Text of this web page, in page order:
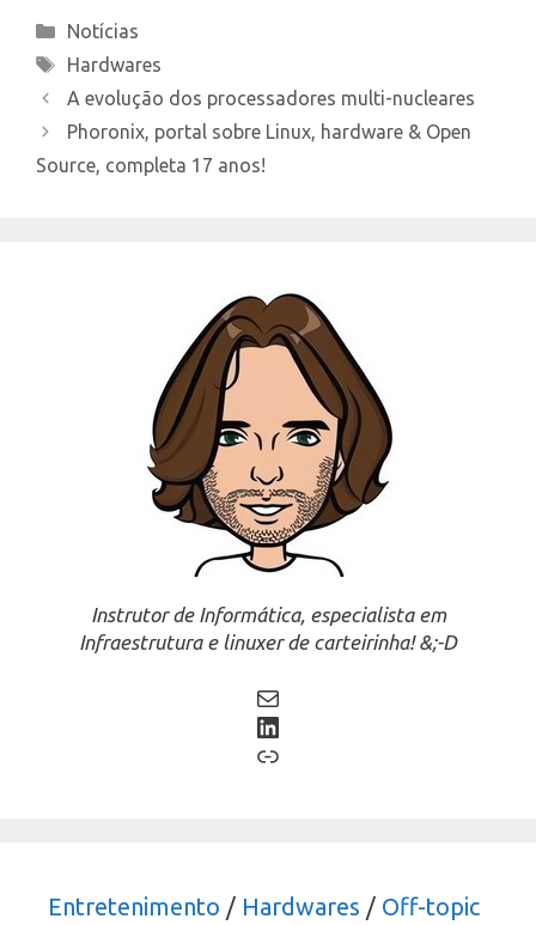
Categories
Notícias
Tags
Hardwares
A evolução dos processadores multi-nucleares
Phoronix, portal sobre Linux, hardware & Open
Source, completa 17 anos!
Instrutor de Informática, especialista em
Infraestrutura e linuxer de carteirinha! &;-D
Mail
LinkedIn
Link
Entretenimento / Hardwares / Off-topic